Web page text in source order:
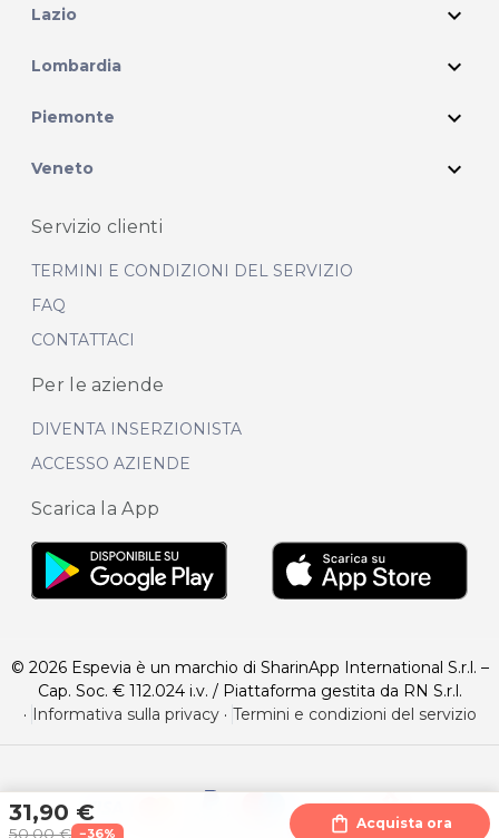
Lazio expand_more
Lombardia expand_more
Piemonte expand_more
Veneto expand_more
Servizio clienti
TERMINI E CONDIZIONI DEL SERVIZIO
FAQ
CONTATTACI
Per le aziende
DIVENTA INSERZIONISTA
ACCESSO AZIENDE
Scarica la App
© 2026 Espevia è un marchio di SharinApp International S.r.l. –
Cap. Soc. € 112.024 i.v. / Piattaforma gestita da RN S.r.l.
· Informativa sulla privacy· Termini e condizioni del servizio
31,90 €
50,00 € −36% shopping_bag Acquista ora